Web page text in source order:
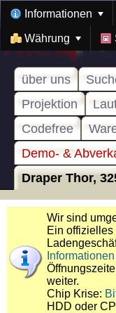
Informationen
Währung
über uns
Projektion
Codefree
Demo- &
Draper Thor,
Wir sind
Ein
Informationen
weiter.
Chip Krise:
HDD oder